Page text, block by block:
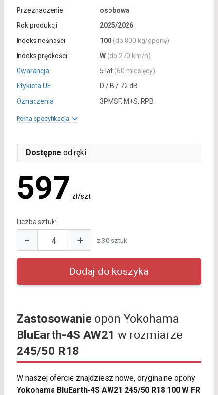
Przeznaczenie
osobowa
Rok produkcji
2025/2026
Indeks nośności
100 (do 800 kg/oponę)
Indeks prędkości
W (do 270 km/h)
Gwarancja
5 lat (60 miesięcy)
Etykieta UE
D / B / 72 dB
Oznaczenia
3PMSF, M+S, RPB
Pełna specyfikacja
Dostępne od ręki
597 zł/szt.
Liczba sztuk:
− + z 30 sztuk
Zastosowanieopon Yokohama
BluEarth-4S AW21 w rozmiarze
245/50 R18
W naszej ofercie znajdziesz nowe, oryginalne opony
Yokohama BluEarth-4S AW21 245/50 R18 100 W FR